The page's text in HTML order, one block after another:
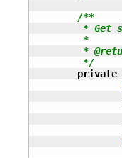
/**
	 */
private